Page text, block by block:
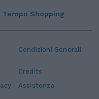
Condizioni Generali
Credits
Assistenza
Tempo Shopping